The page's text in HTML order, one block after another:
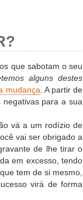
que sabotam o seu
alguns destes
mudança . A partir de
para a sua
vá a um rodízio de
vai ser obrigado a
de lhe tirar o
em excesso, tendo
tem de si mesmo,
virá de forma